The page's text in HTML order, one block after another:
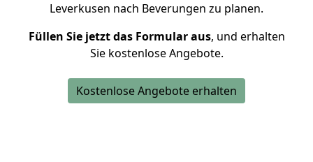
Leverkusen nach Beverungen zu planen.
Füllen Sie jetzt das Formular aus, und erhalten
Sie kostenlose Angebote.
Kostenlose Angebote erhalten